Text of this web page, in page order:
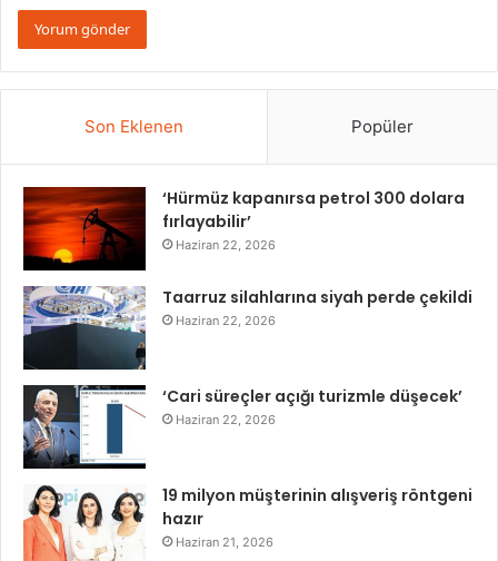
Son Eklenen Popüler
‘Hürmüz kapanırsa petrol 300 dolara
fırlayabilir’
Haziran 22, 2026
Taarruz silahlarına siyah perde çekildi
Haziran 22, 2026
‘Cari süreçler açığı turizmle düşecek’
Haziran 22, 2026
19 milyon müşterinin alışveriş röntgeni
hazır
Haziran 21, 2026